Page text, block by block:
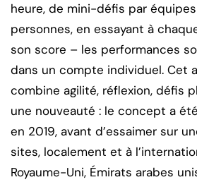
heure, de mini-défis par
personnes, en essayant à
son score – les performances
dans un compte individuel. Cet
combine agilité, réflexion, défis
une nouveauté : le concept a
en 2019, avant d’essaimer sur
sites, localement et à
Royaume-Uni, Émirats arabes